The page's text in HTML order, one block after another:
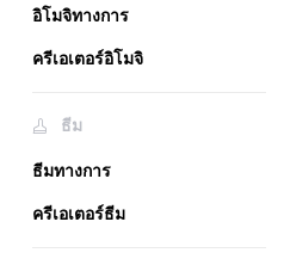
อิโมจิทางการ
ครีเอเตอร์อิโมจิ
ธีม
ธีมทางการ
ครีเอเตอร์ธีม